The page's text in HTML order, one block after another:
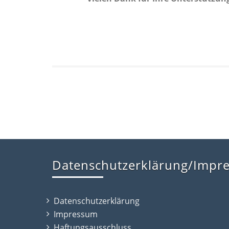
Datenschutzerklärung/
Datenschutzerklärung
Impressum